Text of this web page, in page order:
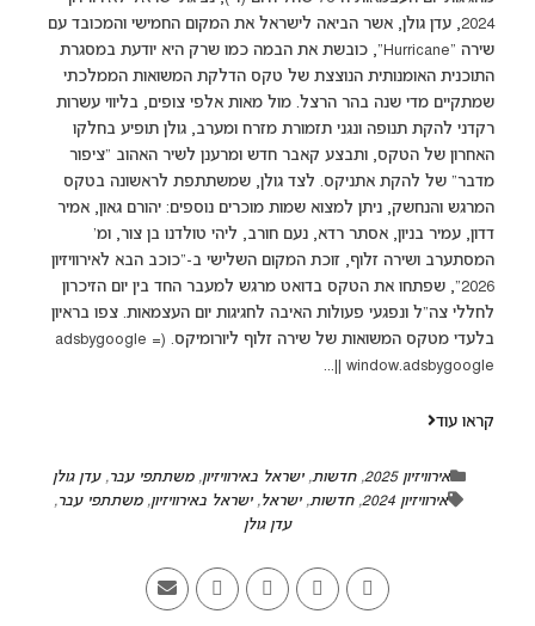
2024, עדן גולן, אשר הביאה לישראל את המקום החמישי והמכובד עם
שירה "Hurricane", כובשת את הבמה כמו שרק היא יודעת במסגרת
התוכנית האומנותית הנוצצת של טקס הדלקת המשואות הממלכתי
שמתקיים מדי שנה בהר הרצל. מול מאות אלפי צופים, בליווי עשרות
רקדני להקת תנופה ונגני תזמורת מזרח ומערב, גולן תופיע בחלקו
האחרון של הטקס, ותבצע קאבר חדש ומרענן לשיר האהוב "ציפור
מדבר" של להקת אתניקס. לצד גולן, שמשתתפת לראשונה בטקס
המרגש והנחשק, ניתן למצוא שמות מוכרים נוספים: יהורם גאון, אמיר
דדון, עמיר בניון, אסתר רדא, נעם חורב, ליהי טולדנו בן צור, ומ'
המסתערב ושירה זלוף, זוכת המקום השלישי ב-"כוכב הבא לאירוויזיון
2026", שפתחו את הטקס בדואט מרגש למעבר החד בין יום הזיכרון
לחללי צה"ל ונפגעי פעולות האיבה לחגיגות יום העצמאות. צפו בראיון
בלעדי מטקס המשואות של שירה זלוף ליורומיקס. (adsbygoogle =
window.adsbygoogle ||...
קראו עוד
אירוויזיון 2025 ,חדשות,ישראל באירוויזיון,משתתפי עבר,עדן גולן
אירוויזיון 2024
,חדשות,ישראל,ישראל באירוויזיון,משתתפי עבר,
עדן גולן